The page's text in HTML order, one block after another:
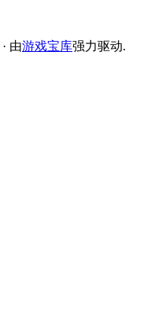
· 由游戏宝库强力驱动.